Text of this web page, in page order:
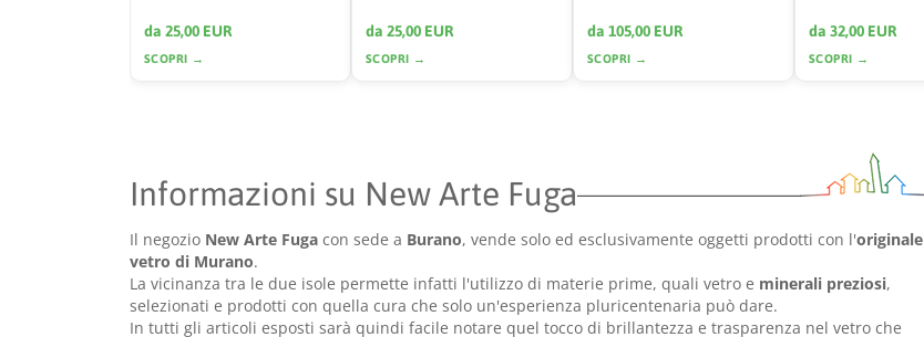
da 25,00 EUR
SCOPRI →
da 25,00 EUR
SCOPRI →
da 105,00 EUR
SCOPRI →
da 32,00 EUR
SCOPRI →
Informazioni su New Arte Fuga
Il negozio New Arte Fuga con sede a Burano, vende solo ed esclusivamente oggetti prodotti con l'originale
vetro di Murano.
La vicinanza tra le due isole permette infatti l'utilizzo di materie prime, quali vetro e minerali preziosi,
selezionati e prodotti con quella cura che solo un'esperienza pluricentenaria può dare.
In tutti gli articoli esposti sarà quindi facile notare quel tocco di brillantezza e trasparenza nel vetro che